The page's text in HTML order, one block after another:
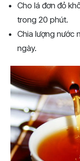
Cho lá đơn đỏ
trong 20 phút.
Chia lượng nước
ngày.